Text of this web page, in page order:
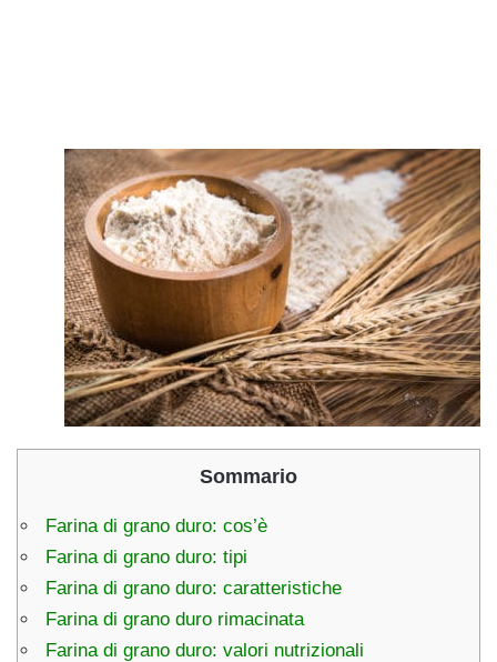
Sommario
Farina di grano duro: cos’è
Farina di grano duro: tipi
Farina di grano duro: caratteristiche
Farina di grano duro rimacinata
Farina di grano duro: valori nutrizionali